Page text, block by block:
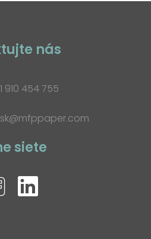
nás
910 454 755
siete